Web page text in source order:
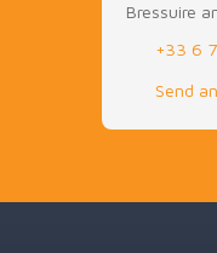
Bressuire
+33 6
Send